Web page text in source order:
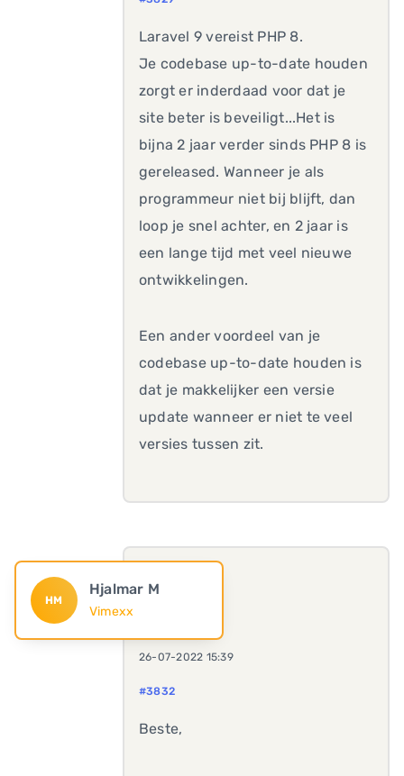
Laravel 9 vereist PHP 8.
Je codebase up-to-date houden
zorgt er inderdaad voor dat je
site beter is beveiligt...Het is
bijna 2 jaar verder sinds PHP 8 is
gereleased. Wanneer je als
programmeur niet bij blijft, dan
loop je snel achter, en 2 jaar is
een lange tijd met veel nieuwe
ontwikkelingen.
Een ander voordeel van je
codebase up-to-date houden is
dat je makkelijker een versie
update wanneer er niet te veel
versies tussen zit.
HM
Hjalmar M
Vimexx
26-07-2022 15:39
#3832
Beste,